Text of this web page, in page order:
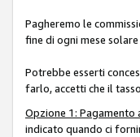
Pagheremo le
fine di ogni mese
Potrebbe esserti
farlo, accetti che il
Opzione 1:
indicato quando ci